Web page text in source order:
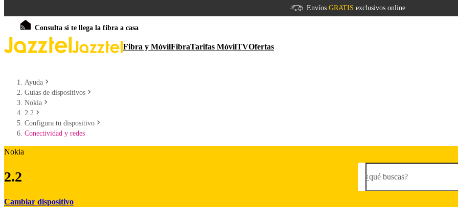
Envíos GRATIS exclusivos online
Consulta si te llega la fibra a casa
Fibra y MóvilFibraTarifas MóvilTVOfertas
Ayuda
Guías de dispositivos
Nokia
2.2
Configura tu dispositivo
Conectividad y redes
Nokia
2.2
Cambiar dispositivo
¿qué buscas?